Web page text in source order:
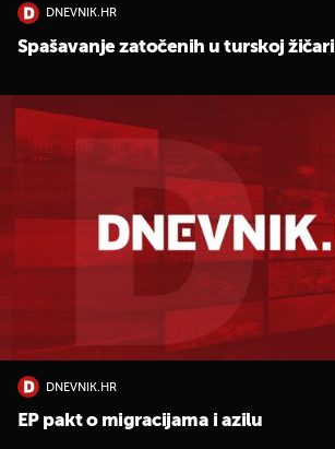
DNEVNIK.HR
Spašavanje zatočenih u turskoj žičari
DNEVNIK.HR
EP pakt o migracijama i azilu